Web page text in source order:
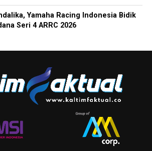
Yamaha Racing Indonesia Bidik
Seri 4 ARRC 2026